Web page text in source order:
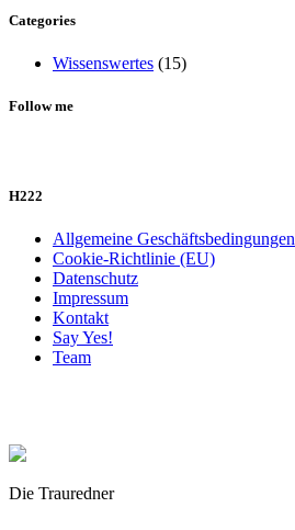
Categories
Wissenswertes (15)
Follow me
H222
Allgemeine Geschäftsbedingungen
Cookie-Richtlinie (EU)
Datenschutz
Impressum
Kontakt
Say Yes!
Team
Die Trauredner